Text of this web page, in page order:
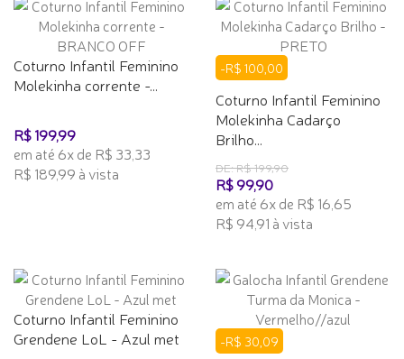
Coturno Infantil Feminino
Molekinha corrente -...
R$ 199,99
em até 6x de R$ 33,33
R$ 189,99 à vista
-R$ 100,00
Coturno Infantil Feminino
Molekinha Cadarço
Brilho...
DE: R$ 199,90
R$ 99,90
em até 6x de R$ 16,65
R$ 94,91 à vista
Coturno Infantil Feminino
Grendene LoL - Azul met
-R$ 30,09